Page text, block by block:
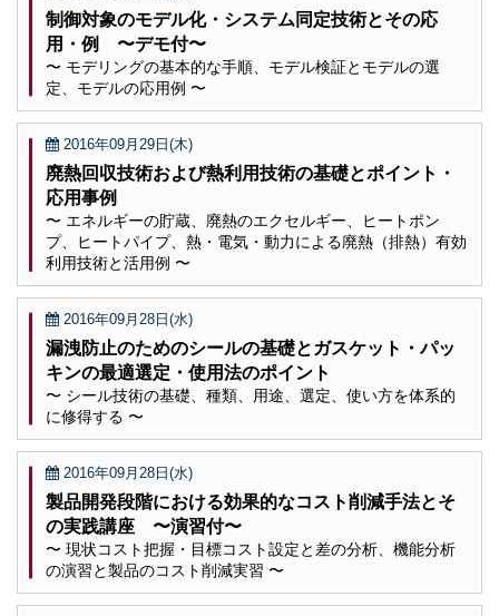
制御対象のモデル化・システム同定技術とその応
用・例 〜デモ付〜
〜 モデリングの基本的な手順、モデル検証とモデルの選
定、モデルの応用例 〜
2016年09月29日(木)
廃熱回収技術および熱利用技術の基礎とポイント・
応用事例
〜 エネルギーの貯蔵、廃熱のエクセルギー、ヒートポン
プ、ヒートパイプ、熱・電気・動力による廃熱（排熱）有効
利用技術と活用例 〜
2016年09月28日(水)
漏洩防止のためのシールの基礎とガスケット・パッ
キンの最適選定・使用法のポイント
〜 シール技術の基礎、種類、用途、選定、使い方を体系的
に修得する 〜
2016年09月28日(水)
製品開発段階における効果的なコスト削減手法とそ
の実践講座 〜演習付〜
〜 現状コスト把握・目標コスト設定と差の分析、機能分析
の演習と製品のコスト削減実習 〜